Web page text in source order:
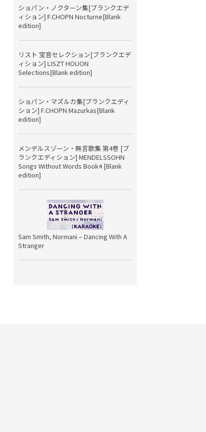
ショパン・ノクターン集[ブランクエデ
ィション] F.CHOPN Nocturne[Blank
edition]
リスト 宝音セレクション[ブランクエデ
ィション] LISZT HOUON
Selections[Blank edition]
ショパン・マズルカ集[ブランクエディ
ション] F.CHOPN Mazurkas[Blank
edition]
メンデルスゾーン・無言歌集 第4巻 [ブ
ランクエディション] MENDELSSOHN
Songs Without Words Book4 [Blank
edition]
Sam Smith, Normani – Dancing With A
Stranger